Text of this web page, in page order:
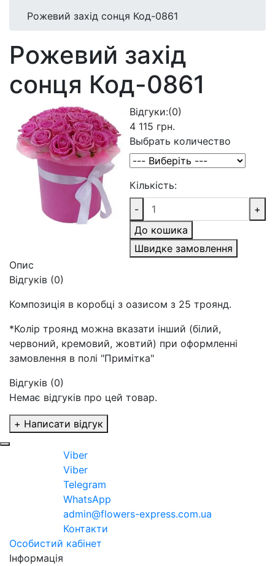
Рожевий захід сонця Код-0861
Рожевий захід
сонця Код-0861
Відгуки:(0)
4 115 грн.
Выбрать количество
Кількість:
-
+
До кошика
Швидке замовлення
Опис
Відгуків (0)
Композиція в коробці з оазисом з 25 троянд.
*Колір троянд можна вказати інший (білий,
червоний, кремовий, жовтий) при оформленні
замовлення в полі "Примітка"
Відгуків (0)
Немає відгуків про цей товар.
+ Написати відгук
Viber
Viber
Telegram
WhatsApp
admin@flowers-express.com.ua
Контакти
Особистий кабінет
Інформація